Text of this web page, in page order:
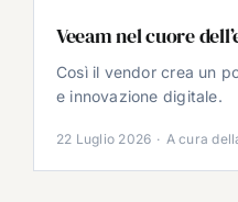
Veeam nel cuore
Così il vendor crea un
e innovazione digitale.
22 Luglio 2026 · A cura